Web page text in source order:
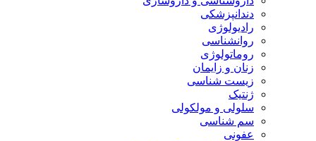
دندانپزشکی
رادیولوژی
روانشناسی
روماتولوژی
زنان و زایمان
زیست شناسی
ژنتیک
سلولی و مولکولی
سم شناسی
عفونی